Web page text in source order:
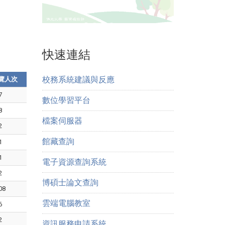
人次
快速連結
校務系統建議與反應
數位學習平台
檔案伺服器
館藏查詢
電子資源查詢系統
博碩士論文查詢
雲端電腦教室